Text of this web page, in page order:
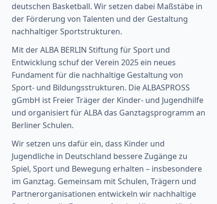
deutschen Basketball. Wir setzen dabei Maßstäbe in
der Förderung von Talenten und der Gestaltung
nachhaltiger Sportstrukturen.
Mit der ALBA BERLIN Stiftung für Sport und
Entwicklung schuf der Verein 2025 ein neues
Fundament für die nachhaltige Gestaltung von
Sport- und Bildungsstrukturen. Die ALBASPROSS
gGmbH ist Freier Träger der Kinder- und Jugendhilfe
und organisiert für ALBA das Ganztagsprogramm an
Berliner Schulen.
Wir setzen uns dafür ein, dass Kinder und
Jugendliche in Deutschland bessere Zugänge zu
Spiel, Sport und Bewegung erhalten – insbesondere
im Ganztag. Gemeinsam mit Schulen, Trägern und
Partnerorganisationen entwickeln wir nachhaltige